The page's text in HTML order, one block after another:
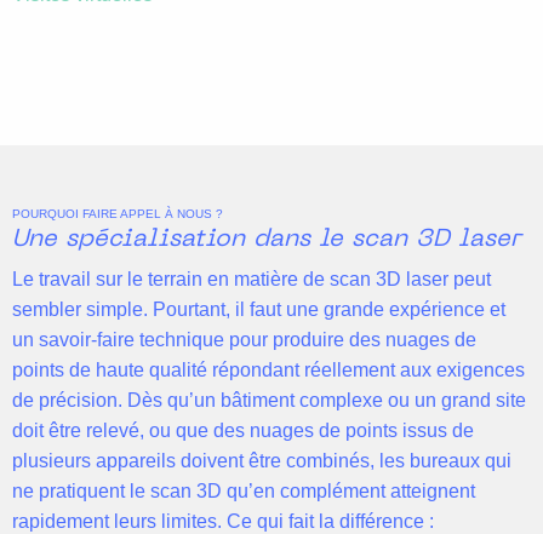
POURQUOI FAIRE APPEL À NOUS ?
Une spécialisation dans le scan 3D laser
Le travail sur le terrain en matière de scan 3D laser peut
sembler simple. Pourtant, il faut une grande expérience et
un savoir-faire technique pour produire des nuages de
points de haute qualité répondant réellement aux exigences
de précision. Dès qu’un bâtiment complexe ou un grand site
doit être relevé, ou que des nuages de points issus de
plusieurs appareils doivent être combinés, les bureaux qui
ne pratiquent le scan 3D qu’en complément atteignent
rapidement leurs limites. Ce qui fait la différence :